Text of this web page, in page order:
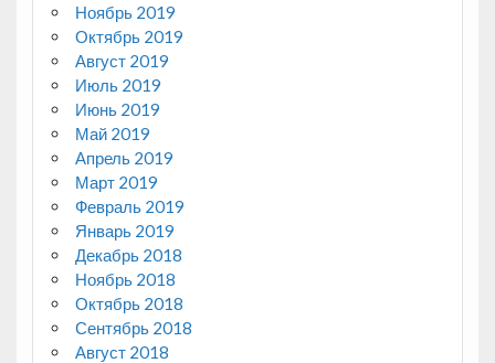
Ноябрь 2019
Октябрь 2019
Август 2019
Июль 2019
Июнь 2019
Май 2019
Апрель 2019
Март 2019
Февраль 2019
Январь 2019
Декабрь 2018
Ноябрь 2018
Октябрь 2018
Сентябрь 2018
Август 2018